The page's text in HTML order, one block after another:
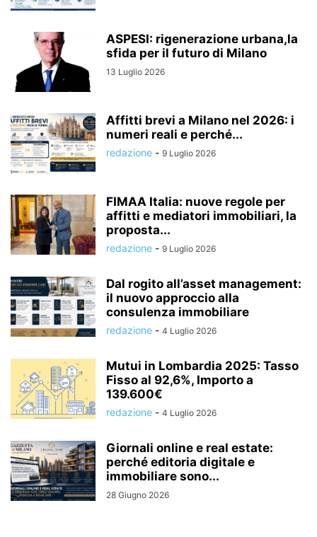
ASPESI: rigenerazione urbana,la
sfida per il futuro di Milano
13 Luglio 2026
Affitti brevi a Milano nel 2026: i
numeri reali e perché...
redazione - 9 Luglio 2026
FIMAA Italia: nuove regole per
affitti e mediatori immobiliari, la
proposta...
redazione - 9 Luglio 2026
Dal rogito all’asset management:
il nuovo approccio alla
consulenza immobiliare
redazione - 4 Luglio 2026
Mutui in Lombardia 2025: Tasso
Fisso al 92,6%, Importo a
139.600€
redazione - 4 Luglio 2026
Giornali online e real estate:
perché editoria digitale e
immobiliare sono...
28 Giugno 2026